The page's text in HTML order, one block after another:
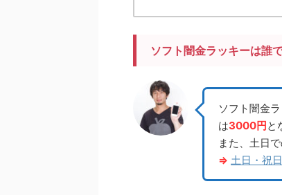
ソフト闇金ラッキーは誰
ソフト闇金
は3000円と
また、土日
⇒ 土日・祝